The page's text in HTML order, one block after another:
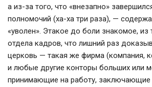
а из-за того, что «внезапно»
полномочий (ха-ха три раза), —
«уволен». Этакое до боли знакомое, из
отдела кадров, что лишний раз
церковь — такая же фирма (компания,
и любые другие конторы больших или
принимающие на работу, заключающие